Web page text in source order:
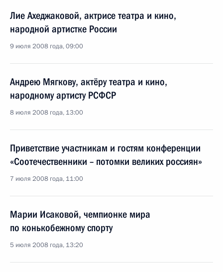
Лие Ахеджаковой, актрисе театра и кино,
народной артистке России
9 июля 2008 года, 09:00
Андрею Мягкову, актёру театра и кино,
народному артисту РСФСР
8 июля 2008 года, 13:00
Приветствие участникам и гостям конференции
«Соотечественники – потомки великих россиян»
7 июля 2008 года, 11:00
Марии Исаковой, чемпионке мира
по конькобежному спорту
5 июля 2008 года, 13:20